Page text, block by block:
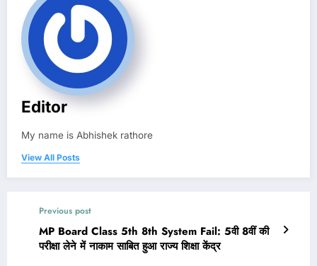
Editor
My name is Abhishek rathore
View All Posts
Previous post
MP Board Class 5th 8th System Fail: 5वी 8वीं की
परीक्षा लेने में नाकाम साबित हुआ राज्य शिक्षा केंद्र